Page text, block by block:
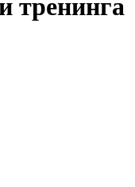
тренинга